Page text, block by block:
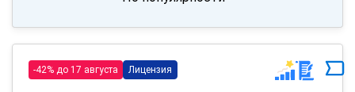
-42% до 17 августа Лицензия